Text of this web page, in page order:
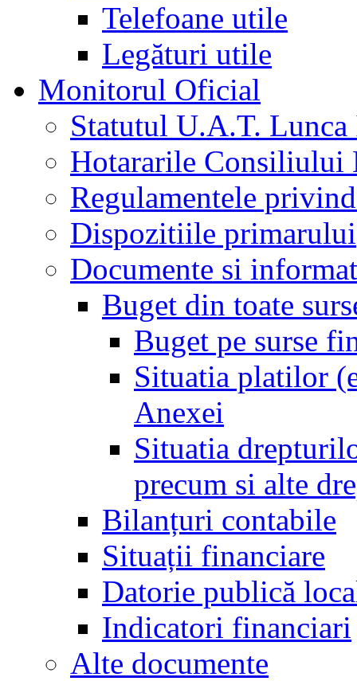
Telefoane utile
Legături utile
Monitorul Oficial
Statutul U.A.T.
Hotararile Consiliului
Regulamentele
Dispozitiile primarului
Documente si
Buget din toate
Buget pe surse
Situatia platilor
Anexei
Situatia
precum si alte
Bilanțuri contabile
Situații financiare
Datorie publică
Indicatori financiari
Alte documente